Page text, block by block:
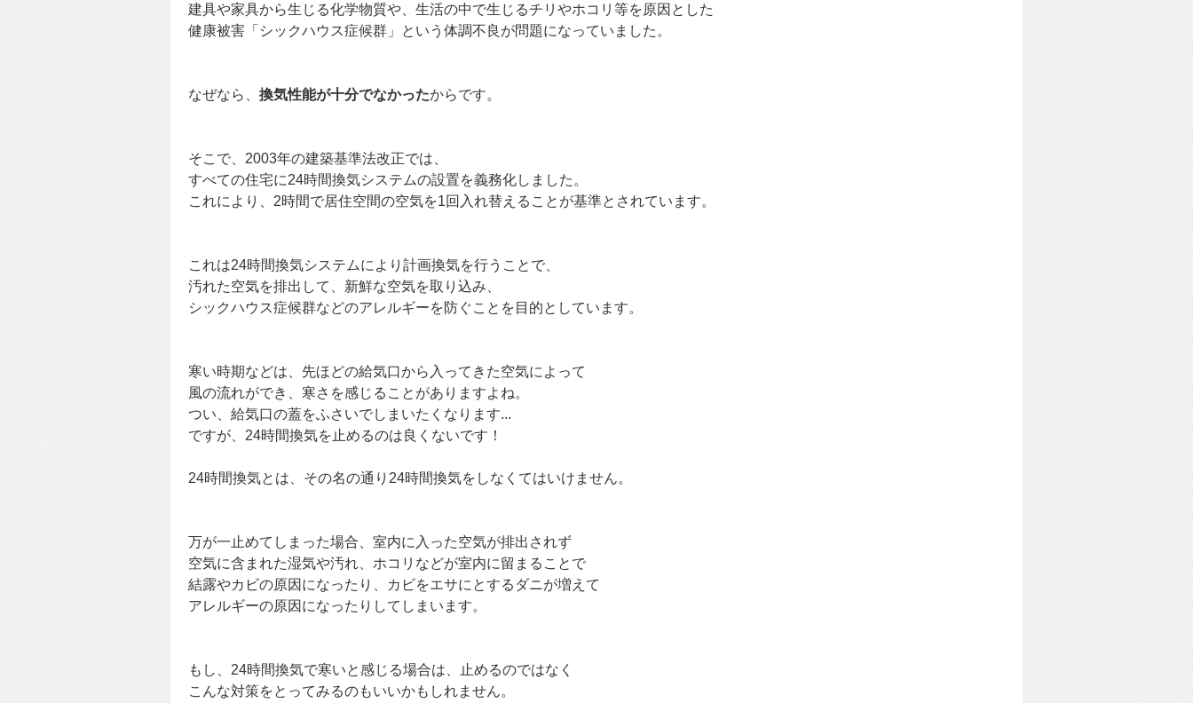
建具や家具から生じる化学物質や、生活の中で生じるチリやホコリ等を原因とした
健康被害「シックハウス症候群」という体調不良が問題になっていました。
なぜなら、 換気性能が十分でなかったからです。
そこで、2003年の建築基準法改正では、
すべての住宅に24時間換気システムの設置を義務化しました。
これにより、2時間で居住空間の空気を1回入れ替えることが基準とされています。
これは24時間換気システムにより計画換気を行うことで、
汚れた空気を排出して、新鮮な空気を取り込み、
シックハウス症候群などのアレルギーを防ぐことを目的としています。
寒い時期などは、先ほどの給気口から入ってきた空気によって
風の流れができ、寒さを感じることがありますよね。
つい、給気口の蓋をふさいでしまいたくなります...
ですが、24時間換気を止めるのは良くないです！
24時間換気とは、その名の通り24時間換気をしなくてはいけません。
万が一止めてしまった場合、室内に入った空気が排出されず
空気に含まれた湿気や汚れ、ホコリなどが室内に留まることで
結露やカビの原因になったり、カビをエサにとするダニが増えて
アレルギーの原因になったりしてしまいます。
もし、24時間換気で寒いと感じる場合は、止めるのではなく
こんな対策をとってみるのもいいかもしれません。